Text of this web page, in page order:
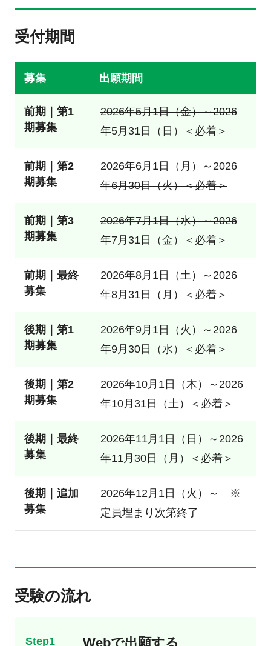
受付期間
募集 出願期間
前期｜第1
期募集
2026年5月1日（金）～2026
年5月31日（日）＜必着＞
前期｜第2
期募集
2026年6月1日（月）～2026
年6月30日（火）＜必着＞
前期｜第3
期募集
2026年7月1日（水）～2026
年7月31日（金）＜必着＞
前期｜最終
募集
2026年8月1日（土）～2026
年8月31日（月）＜必着＞
後期｜第1
期募集
2026年9月1日（火）～2026
年9月30日（水）＜必着＞
後期｜第2
期募集
2026年10月1日（木）～2026
年10月31日（土）＜必着＞
後期｜最終
募集
2026年11月1日（日）～2026
年11月30日（月）＜必着＞
後期｜追加
募集
2026年12月1日（火）～ ※
定員埋まり次第終了
受験の流れ
Step1 Webで出願する